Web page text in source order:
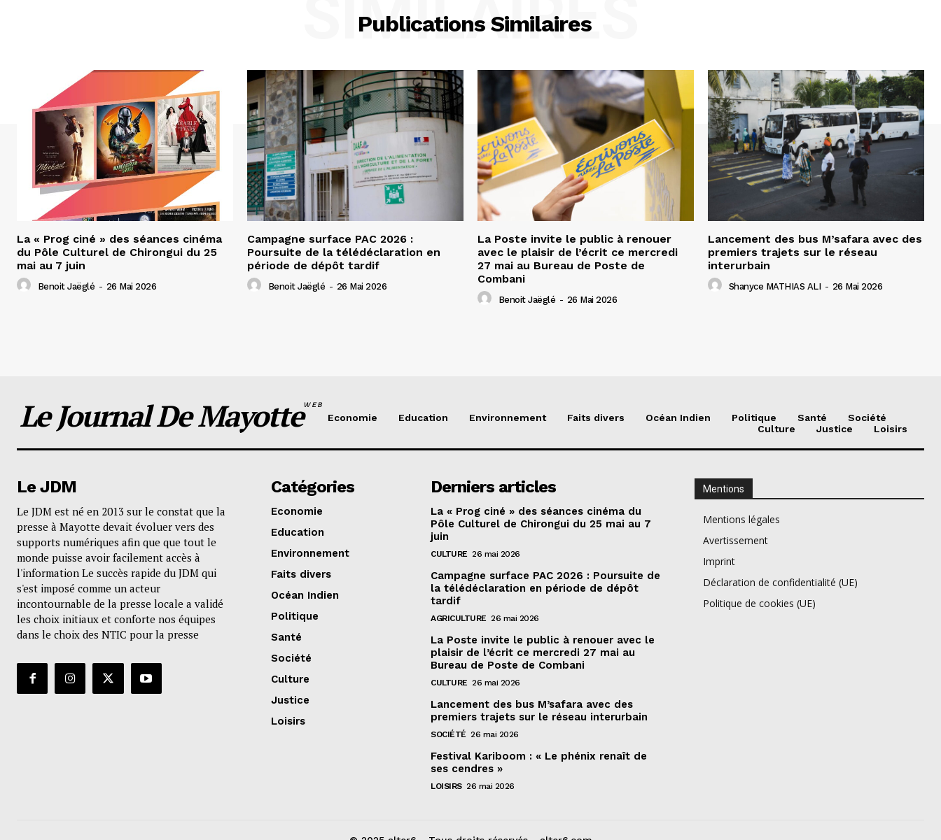
Publications Similaires
SIMILAIRES
La « Prog ciné » des séances cinéma
du Pôle Culturel de Chirongui du 25
mai au 7 juin
Benoit Jaëglé - 26 Mai 2026
Campagne surface PAC 2026 :
Poursuite de la télédéclaration en
période de dépôt tardif
Benoit Jaëglé - 26 Mai 2026
La Poste invite le public à renouer
avec le plaisir de l’écrit ce mercredi
27 mai au Bureau de Poste de
Combani
Benoit Jaëglé - 26 Mai 2026
Lancement des bus M’safara avec des
premiers trajets sur le réseau
interurbain
Shanyce MATHIAS ALI - 26 Mai 2026
Le Journal De MayotteWEB
Economie Education Environnement Faits divers Océan Indien Politique Santé
Société
Culture
Justice Loisirs
Le JDM
Le JDM est né en 2013 sur le constat que la
presse à Mayotte devait évoluer vers des
supports numériques afin que que tout le
monde puisse avoir facilement accès à
l'information Le succès rapide du JDM qui
s'est imposé comme un acteur
incontournable de la presse locale a validé
les choix initiaux et conforte nos équipes
dans le choix des NTIC pour la presse
Catégories
Economie
Education
Environnement
Faits divers
Océan Indien
Politique
Santé
Société
Culture
Justice
Loisirs
Derniers articles
La « Prog ciné » des séances cinéma du
Pôle Culturel de Chirongui du 25 mai au 7
juin
CULTURE 26 mai 2026
Campagne surface PAC 2026 : Poursuite de
la télédéclaration en période de dépôt
tardif
AGRICULTURE 26 mai 2026
La Poste invite le public à renouer avec le
plaisir de l’écrit ce mercredi 27 mai au
Bureau de Poste de Combani
CULTURE 26 mai 2026
Lancement des bus M’safara avec des
premiers trajets sur le réseau interurbain
SOCIÉTÉ 26 mai 2026
Festival Kariboom : « Le phénix renaît de
ses cendres »
LOISIRS 26 mai 2026
Mentions
Mentions légales
Avertissement
Imprint
Déclaration de confidentialité (UE)
Politique de cookies (UE)